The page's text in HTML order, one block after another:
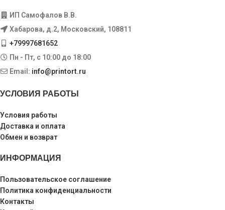
ИП Самофалов В.В.
Хабарова, д.2, Московский, 108811
+79997681652
Пн - Пт, с 10:00 до 18:00
Email: info@printort.ru
УСЛОВИЯ РАБОТЫ
Условия работы
Доставка и оплата
Обмен и возврат
ИНФОРМАЦИЯ
Пользовательское соглашение
Политика конфиденциальности
Контакты